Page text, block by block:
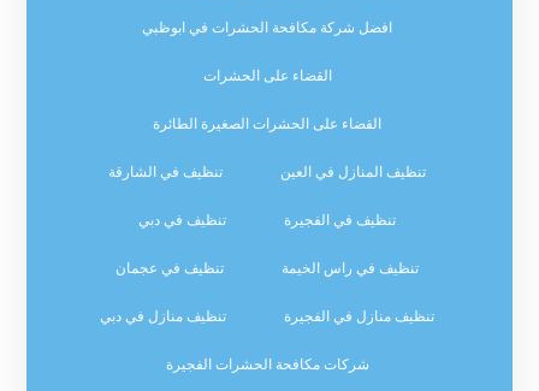
افضل شركة مكافحة الحشرات في ابوظبي
القضاء على الحشرات
القضاء على الحشرات الصغيرة الطائرة
تنظيف المنازل في العين تنظيف في الشارقة
تنظيف في الفجيرة تنظيف في دبي
تنظيف في راس الخيمة تنظيف في عجمان
تنظيف منازل في الفجيرة تنظيف منازل في دبي
شركات مكافحة الحشرات الفجيرة